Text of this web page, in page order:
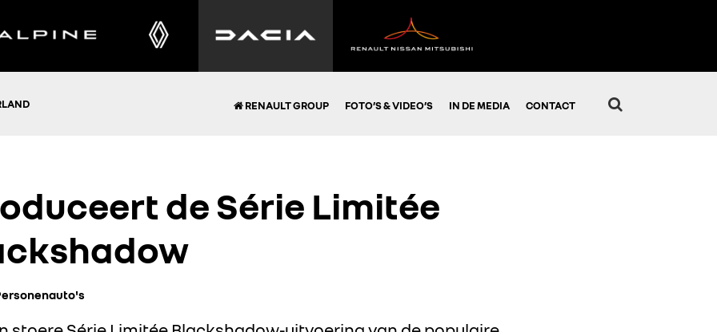
RENAULT GROUP FOTO’S & VIDEO’S IN DE MEDIA CONTACT
de Série Limitée